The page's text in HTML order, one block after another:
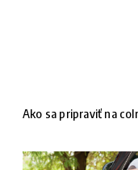
Ako sa pripraviť na